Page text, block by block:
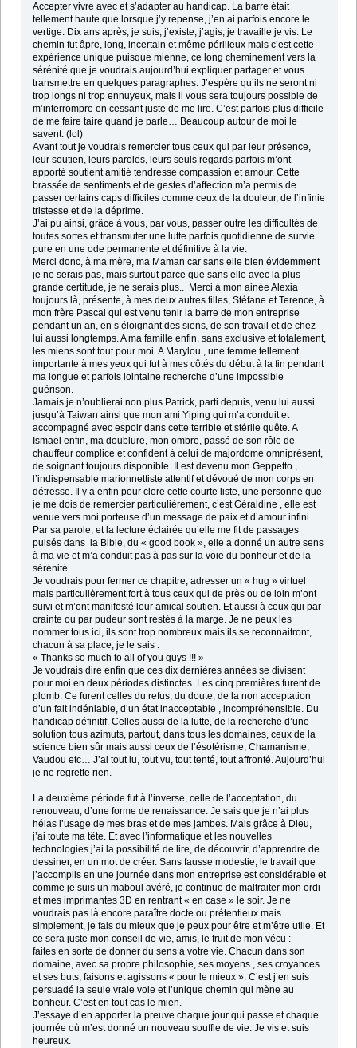
Accepter vivre avec et s’adapter au handicap. La barre était
tellement haute que lorsque j’y repense, j’en ai parfois encore le
vertige. Dix ans après, je suis, j’existe, j’agis, je travaille je vis. Le
chemin fut âpre, long, incertain et même périlleux mais c’est cette
expérience unique puisque mienne, ce long cheminement vers la
sérénité que je voudrais aujourd’hui expliquer partager et vous
transmettre en quelques paragraphes. J’espère qu’ils ne seront ni
trop longs ni trop ennuyeux, mais il vous sera toujours possible de
m’interrompre en cessant juste de me lire. C’est parfois plus difficile
de me faire taire quand je parle… Beaucoup autour de moi le
savent. (lol)
Avant tout je voudrais remercier tous ceux qui par leur présence,
leur soutien, leurs paroles, leurs seuls regards parfois m’ont
apporté soutient amitié tendresse compassion et amour. Cette
brassée de sentiments et de gestes d’affection m’a permis de
passer certains caps difficiles comme ceux de la douleur, de l’infinie
tristesse et de la déprime.
J’ai pu ainsi, grâce à vous, par vous, passer outre les difficultés de
toutes sortes et transmuter une lutte parfois quotidienne de survie
pure en une ode permanente et définitive à la vie.
Merci donc, à ma mère, ma Maman car sans elle bien évidemment
je ne serais pas, mais surtout parce que sans elle avec la plus
grande certitude, je ne serais plus.. Merci à mon ainée Alexia
toujours là, présente, à mes deux autres filles, Stéfane et Terence, à
mon frère Pascal qui est venu tenir la barre de mon entreprise
pendant un an, en s’éloignant des siens, de son travail et de chez
lui aussi longtemps. A ma famille enfin, sans exclusive et totalement,
les miens sont tout pour moi. A Marylou , une femme tellement
importante à mes yeux qui fut à mes côtés du début à la fin pendant
ma longue et parfois lointaine recherche d’une impossible
guérison.
Jamais je n’oublierai non plus Patrick, parti depuis, venu lui aussi
jusqu’à Taiwan ainsi que mon ami Yiping qui m’a conduit et
accompagné avec espoir dans cette terrible et stérile quête. A
Ismael enfin, ma doublure, mon ombre, passé de son rôle de
chauffeur complice et confident à celui de majordome omniprésent,
de soignant toujours disponible. Il est devenu mon Geppetto ,
l’indispensable marionnettiste attentif et dévoué de mon corps en
détresse. Il y a enfin pour clore cette courte liste, une personne que
je me dois de remercier particulièrement, c’est Géraldine , elle est
venue vers moi porteuse d’un message de paix et d’amour infini.
Par sa parole, et la lecture éclairée qu’elle me fit de passages
puisés dans la Bible, du « good book », elle a donné un autre sens
à ma vie et m’a conduit pas à pas sur la voie du bonheur et de la
sérénité.
Je voudrais pour fermer ce chapitre, adresser un « hug » virtuel
mais particulièrement fort à tous ceux qui de près ou de loin m’ont
suivi et m’ont manifesté leur amical soutien. Et aussi à ceux qui par
crainte ou par pudeur sont restés à la marge. Je ne peux les
nommer tous ici, ils sont trop nombreux mais ils se reconnaitront,
chacun à sa place, je le sais :
« Thanks so much to all of you guys !!! »
Je voudrais dire enfin que ces dix dernières années se divisent
pour moi en deux périodes distinctes. Les cinq premières furent de
plomb. Ce furent celles du refus, du doute, de la non acceptation
d’un fait indéniable, d’un état inacceptable , incompréhensible. Du
handicap définitif. Celles aussi de la lutte, de la recherche d’une
solution tous azimuts, partout, dans tous les domaines, ceux de la
science bien sûr mais aussi ceux de l’ésotérisme, Chamanisme,
Vaudou etc… J’ai tout lu, tout vu, tout tenté, tout affronté. Aujourd’hui
je ne regrette rien.
La deuxième période fut à l’inverse, celle de l’acceptation, du
renouveau, d’une forme de renaissance. Je sais que je n’ai plus
hélas l’usage de mes bras et de mes jambes. Mais grâce à Dieu,
j’ai toute ma tête. Et avec l’informatique et les nouvelles
technologies j’ai la possibilité de lire, de découvrir, d’apprendre de
dessiner, en un mot de créer. Sans fausse modestie, le travail que
j’accomplis en une journée dans mon entreprise est considérable et
comme je suis un maboul avéré, je continue de maltraiter mon ordi
et mes imprimantes 3D en rentrant « en case » le soir. Je ne
voudrais pas là encore paraître docte ou prétentieux mais
simplement, je fais du mieux que je peux pour être et m’être utile. Et
ce sera juste mon conseil de vie, amis, le fruit de mon vécu :
faites en sorte de donner du sens à votre vie. Chacun dans son
domaine, avec sa propre philosophie, ses moyens , ses croyances
et ses buts, faisons et agissons « pour le mieux ». C’est j’en suis
persuadé la seule vraie voie et l’unique chemin qui mène au
bonheur. C’est en tout cas le mien.
J’essaye d’en apporter la preuve chaque jour qui passe et chaque
journée où m’est donné un nouveau souffle de vie. Je vis et suis
heureux.